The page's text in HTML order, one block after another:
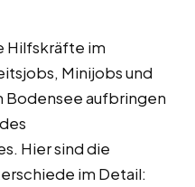
Hilfskräfte im
Minijobs und
Bodensee aufbringen
Hier sind die
im Detail: